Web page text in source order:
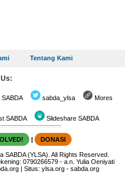
Tentang Kami
SABDA sabda_ylsa Mores
SABDA Slideshare SABDA
| DONASI
SABDA (YLSA). All Rights Reserved.
0790266579 - a.n. Yulia Oeniyati
| Situs:ylsa.org -sabda.org